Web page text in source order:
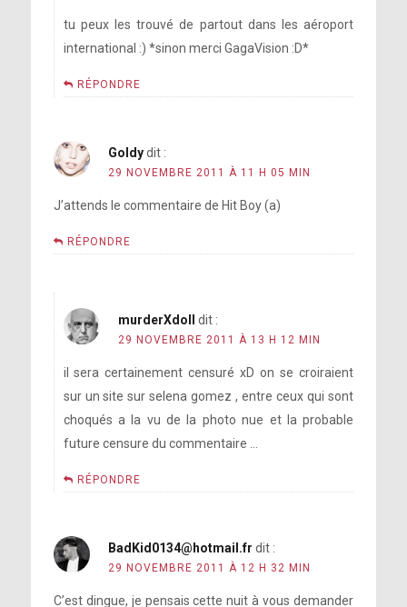
tu peux les trouvé de partout dans les aéroport
international :) *sinon merci GagaVision :D*
RÉPONDRE
Goldy dit :
29 NOVEMBRE 2011 À 11 H 05 MIN
J’attends le commentaire de Hit Boy (a)
RÉPONDRE
murderXdoll dit :
29 NOVEMBRE 2011 À 13 H 12 MIN
il sera certainement censuré xD on se croiraient
sur un site sur selena gomez , entre ceux qui sont
choqués a la vu de la photo nue et la probable
future censure du commentaire …
RÉPONDRE
BadKid0134@hotmail.fr dit :
29 NOVEMBRE 2011 À 12 H 32 MIN
C’est dingue, je pensais cette nuit à vous demander